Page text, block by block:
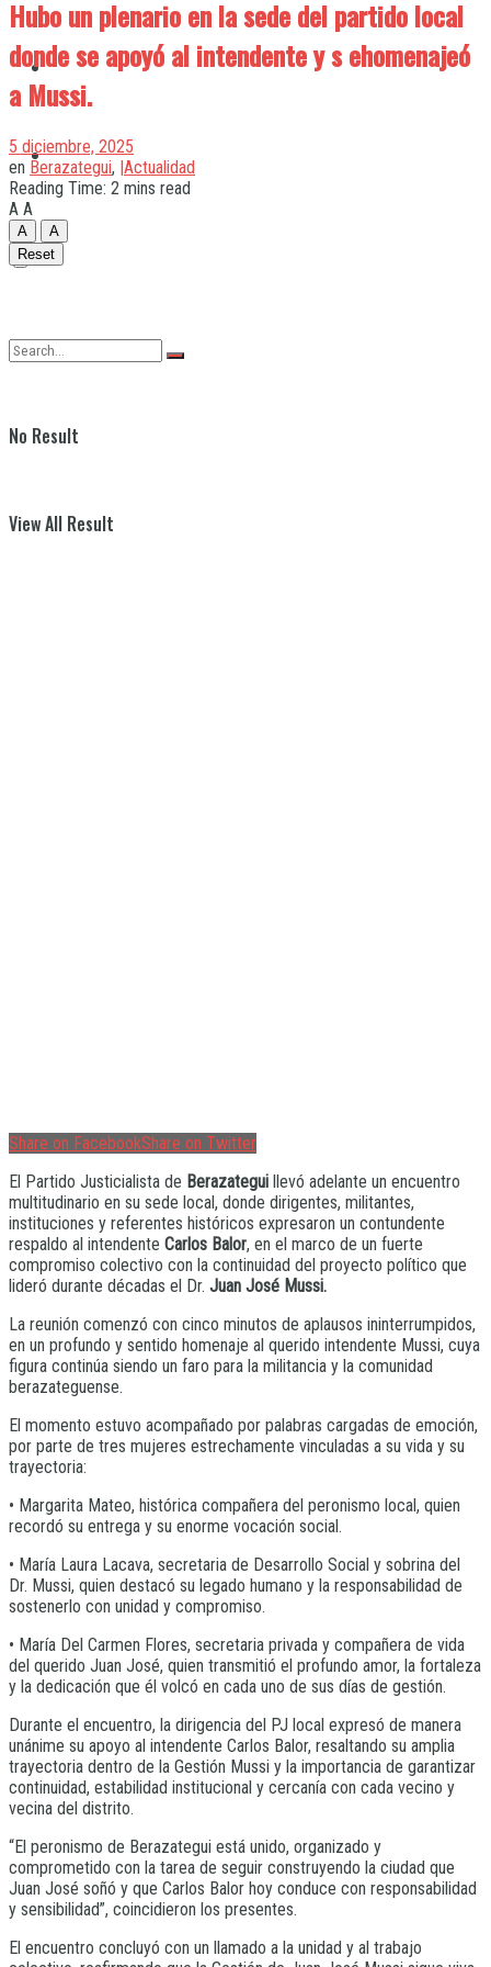
Quilmes
Varela
No Result
View All Result
Hubo un plenario en la sede del partido local
donde se apoyó al intendente y s ehomenajeó
a Mussi.
5 diciembre, 2025
en Berazategui, |Actualidad
Reading Time: 2 mins read
A A
A
A
Reset
Share on FacebookShare on Twitter
El Partido Justicialista de Berazategui llevó adelante un encuentro
multitudinario en su sede local, donde dirigentes, militantes,
instituciones y referentes históricos expresaron un contundente
respaldo al intendente Carlos Balor, en el marco de un fuerte
compromiso colectivo con la continuidad del proyecto político que
lideró durante décadas el Dr. Juan José Mussi.
La reunión comenzó con cinco minutos de aplausos ininterrumpidos,
en un profundo y sentido homenaje al querido intendente Mussi, cuya
figura continúa siendo un faro para la militancia y la comunidad
berazateguense.
El momento estuvo acompañado por palabras cargadas de emoción,
por parte de tres mujeres estrechamente vinculadas a su vida y su
trayectoria:
• Margarita Mateo, histórica compañera del peronismo local, quien
recordó su entrega y su enorme vocación social.
• María Laura Lacava, secretaria de Desarrollo Social y sobrina del
Dr. Mussi, quien destacó su legado humano y la responsabilidad de
sostenerlo con unidad y compromiso.
• María Del Carmen Flores, secretaria privada y compañera de vida
del querido Juan José, quien transmitió el profundo amor, la fortaleza
y la dedicación que él volcó en cada uno de sus días de gestión.
Durante el encuentro, la dirigencia del PJ local expresó de manera
unánime su apoyo al intendente Carlos Balor, resaltando su amplia
trayectoria dentro de la Gestión Mussi y la importancia de garantizar
continuidad, estabilidad institucional y cercanía con cada vecino y
vecina del distrito.
“El peronismo de Berazategui está unido, organizado y
comprometido con la tarea de seguir construyendo la ciudad que
Juan José soñó y que Carlos Balor hoy conduce con responsabilidad
y sensibilidad”, coincidieron los presentes.
El encuentro concluyó con un llamado a la unidad y al trabajo